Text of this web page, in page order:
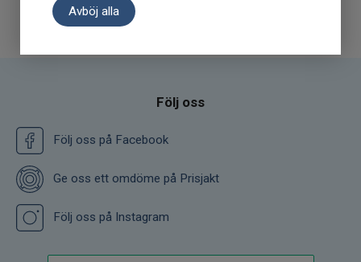
Avböj alla
Följ oss
Följ oss på Facebook
Ge oss ett omdöme på Prisjakt
Följ oss på Instagram